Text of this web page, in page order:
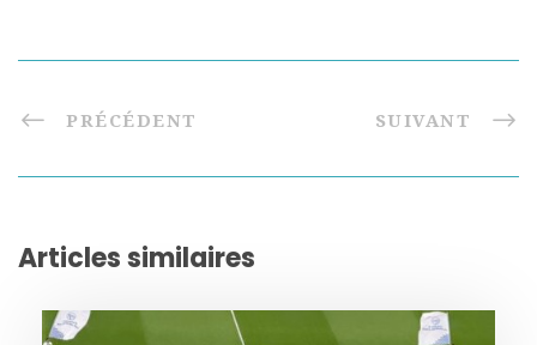
PRÉCÉDENT SUIVANT
Articles similaires